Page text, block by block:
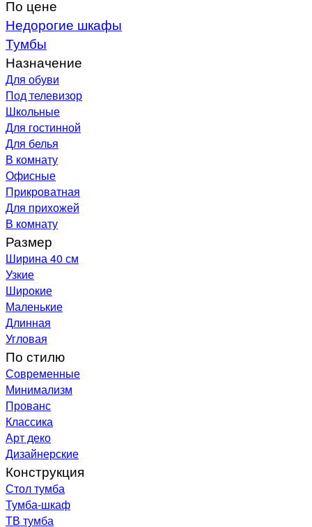
По цене
Недорогие шкафы
Тумбы
Назначение
Для обуви
Под телевизор
Школьные
Для гостинной
Для белья
В комнату
Офисные
Прикроватная
Для прихожей
В комнату
Размер
Ширина 40 см
Узкие
Широкие
Маленькие
Длинная
Угловая
По стилю
Современные
Минимализм
Прованс
Классика
Арт деко
Дизайнерские
Конструкция
Стол тумба
Тумба-шкаф
ТВ тумба